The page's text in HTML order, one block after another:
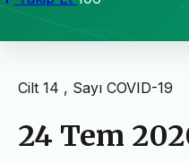
Cilt 14 , Sayı COVID-19
24 Tem